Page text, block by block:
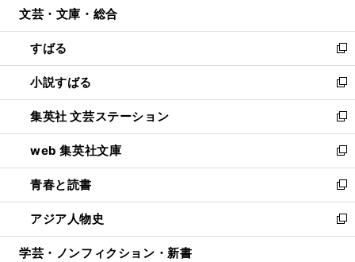
開
く
ウ
で
開
く
ン
ド
ウ
で
開
く
文芸・文庫・総合
すばる
新
し
い
ウ
ィ
ン
ド
ウ
で
開
く
小説すばる
新
し
い
ウ
ィ
ン
ド
ウ
で
開
集英社 文芸ステーション
新
し
い
ウ
ィ
ン
ド
ウ
web 集英社文庫
新
し
い
ウ
ィ
ン
青春と読書
新
し
い
ウ
アジア人物史
新
し
学芸・ノンフィクション・新書